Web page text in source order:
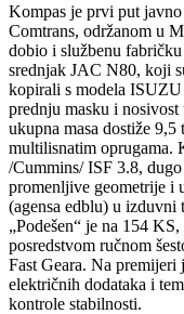
Kompas je prvi put
Comtrans, održanom u
dobio i službenu
srednjak JAC N80, koji
kopirali s modela
prednju masku i nosivost
ukupna masa dostiže
multilisnatim oprugama.
/Cummins/ ISF 3.8,
promenljive geometrije i
(agensa edblu) u izduvni
„Podešen“ je na 154
posredstvom ručnom
Fast Geara. Na
električnih dodataka i
kontrole stabilnosti.